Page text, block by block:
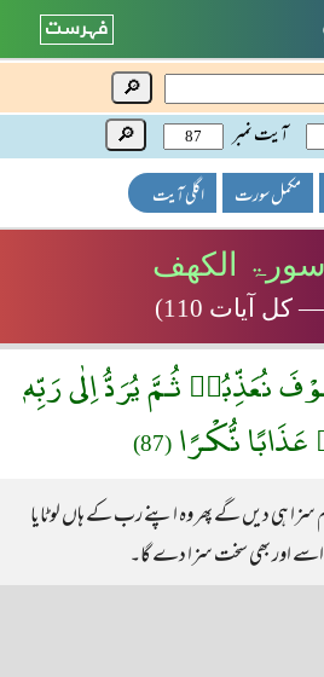
🔎
آیت نمبر 🔎
مکمل سورت اگلی آیت
سورۃ الکھف
آیات 110)
نُعَذِّبُهٝ ثُـمَّ يُرَدُّ اِلٰى رَبِّهٖ
نُّكْـرًا (87)
سزا ہی دیں گے پھر وہ اپنے رب کے ہاں لوٹایا
اسے اور بھی سخت سزا دے گا۔